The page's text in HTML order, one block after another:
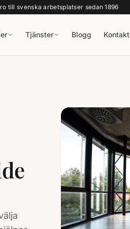
till svenska arbetsplatser sedan 1896
Tjänster Blogg Kontakt